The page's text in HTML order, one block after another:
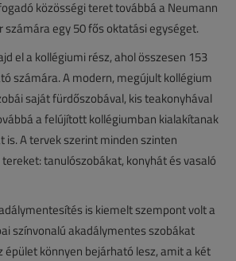
közösségi teret továbbá a Neumann
számára egy 50 fős oktatási egységet.
el a kollégiumi rész, ahol összesen 153
számára. A modern, megújult kollégium
saját fürdőszobával, kis teakonyhával
a felújított kollégiumban kialakítanak
A tervek szerint minden szinten
tanulószobákat, konyhát és vasaló
is kiemelt szempont volt a
színvonalú akadálymentes szobákat
épület könnyen bejárható lesz, amit a két